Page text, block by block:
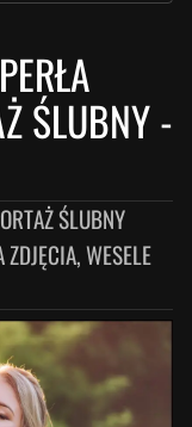
ŚLUBNY-
ŚLUBNY
WESELE